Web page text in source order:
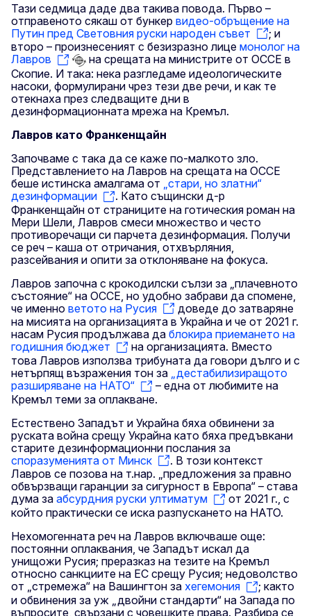
Тази седмица даде два такива повода. Първо –
отправеното сякаш от бункер видео-обръщение на
Путин пред Световния руски народен съвет
; и
второ – произнесеният с безизразно лице монолог на
Лавров
на срещата на министрите от ОССЕ в
Скопие. И така: нека разгледаме идеологическите
насоки, формулирани чрез тези две речи, и как те
отекнаха през следващите дни в
дезинформационната мрежа на Кремъл.
Лавров като Франкенщайн
Започваме с така да се каже по-малкото зло.
Представлението на Лавров на срещата на ОССЕ
беше истинска амалгама от „стари, но златни“
дезинформации
. Като същински д-р
Франкенщайн от страниците на готическия роман на
Мери Шели, Лавров смеси множество и често
противоречащи си парчета дезинформация. Получи
се реч – каша от отричания, отхвърляния,
разсейвания и опити за отклоняване на фокуса.
Лавров започна с крокодилски сълзи за „плачевното
състояние“ на ОССЕ, но удобно забрави да спомене,
че именно ветото на Русия
доведе до затваряне
на мисията на организацията в Украйна и че от 2021 г.
насам Русия продължава да блокира приемането на
годишния бюджет
на организацията. Вместо
това Лавров използва трибуната да говори дълго и с
нетърпящ възражения тон за
„дестабилизиращото
разширяване на НАТО“
– една от любимите на
Кремъл теми за оплакване.
Естествено Западът и Украйна бяха обвинени за
руската война срещу Украйна като бяха предъвкани
старите дезинформационни послания за
споразуменията от Минск
. В този контекст
Лавров се позова на т.нар. „предложения за правно
обвързващи гаранции за сигурност в Европа“ – става
дума за абсурдния руски ултиматум
от 2021 г., с
който практически се иска разпускането на НАТО.
Нехомогенната реч на Лавров включваше още:
постоянни оплаквания, че Западът искал да
унищожи Русия; преразказ на тезите на Кремъл
относно санкциите на ЕС срещу Русия; недоволство
от „стремежа“ на Вашингтон за хегемония
; както
и обвинения за уж „двойни стандарти“ на Запада по
въпросите, свързани с човешките права. Разбира се